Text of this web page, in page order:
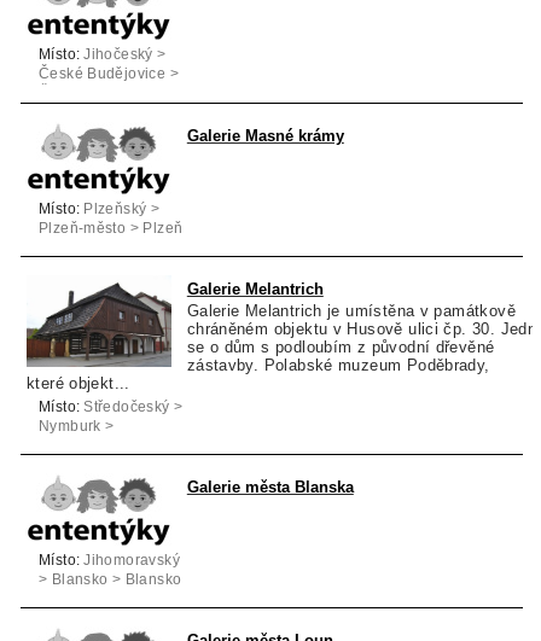
Místo: Jihočeský >
České Budějovice >
Galerie Masné krámy
Místo: Plzeňský >
Plzeň-město > Plzeň
Galerie Melantrich
Galerie Melantrich je umístěna v památkově
chráněném objektu v Husově ulici čp. 30.
se o dům s podloubím z původní dřevěné
zástavby. Polabské muzeum Poděbrady,
které objekt...
Místo: Středočeský >
Nymburk >
Galerie města Blanska
Místo: Jihomoravský
> Blansko > Blansko